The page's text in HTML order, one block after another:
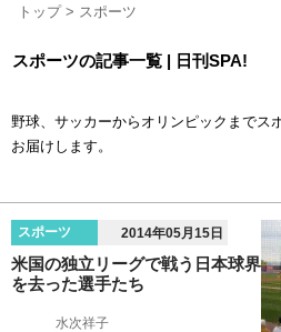
トップ スポーツ
スポーツの記事一覧 | 日刊SPA!
野球、サッカーからオリンピックまでス
お届けします。
スポーツ 2014年05月15日
米国の独立リーグで戦う日本球界
を去った選手たち
水次祥子